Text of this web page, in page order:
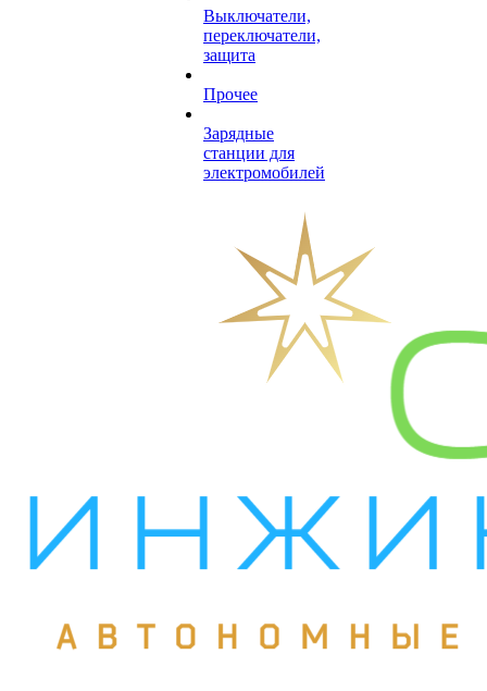
Выключатели,
переключатели,
защита
Прочее
Зарядные
станции для
электромобилей